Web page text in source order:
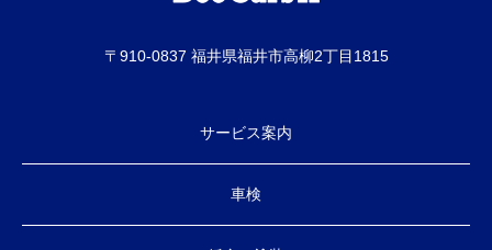
〒910-0837 福井県福井市高柳2丁目1815
サービス案内
車検